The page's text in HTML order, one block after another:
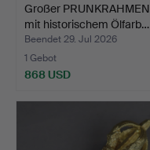
Großer PRUNKRAHMEN
mit historischem Ölfarb…
Beendet 29. Jul 2026
1 Gebot
868 USD